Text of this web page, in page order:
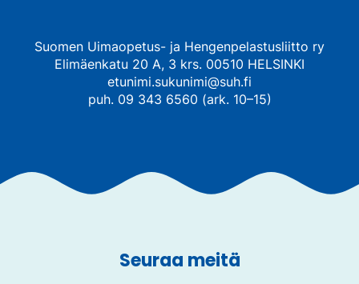
Suomen Uimaopetus- ja Hengenpelastusliitto ry
Elimäenkatu 20 A, 3 krs. 00510 HELSINKI
etunimi.sukunimi@suh.fi
puh. 09 343 6560 (ark. 10–15)
Seuraa meitä